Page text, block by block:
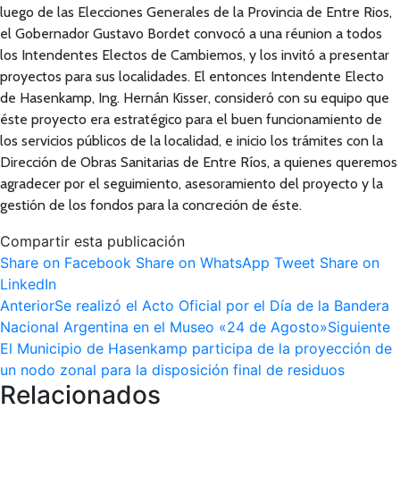
luego de las Elecciones Generales de la Provincia de Entre Rios,
el Gobernador Gustavo Bordet convocó a una réunion a todos
los Intendentes Electos de Cambiemos, y los invitó a presentar
proyectos para sus localidades. El entonces Intendente Electo
de Hasenkamp, Ing. Hernán Kisser, consideró con su equipo que
éste proyecto era estratégico para el buen funcionamiento de
los servicios públicos de la localidad, e inicio los trámites con la
Dirección de Obras Sanitarias de Entre Ríos, a quienes queremos
agradecer por el seguimiento, asesoramiento del proyecto y la
gestión de los fondos para la concreción de éste.
Compartir esta publicación
Share on Facebook Share
Facebook
Share on WhatsApp Share
WhatsApp
Tweet Share
Twitter
Share on
LinkedInShare
on
LinkedIn
Navegación
entre
publicaciones
AnteriorPublicación
anterior:
Se realizó el Acto Oficial por el Día de la Bandera
Nacional Argentina en el Museo «24 de Agosto»Siguiente
El Municipio de Hasenkamp participa de la proyección de
un nodo zonal para la disposición final de residuos
Relacionados